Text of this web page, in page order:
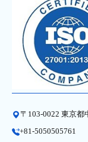
〒103-0022 東京都
+81-5050505761